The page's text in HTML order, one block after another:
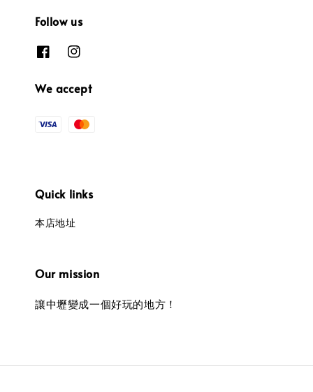
Follow us
We accept
Quick links
本店地址
Our mission
讓中壢變成一個好玩的地方！